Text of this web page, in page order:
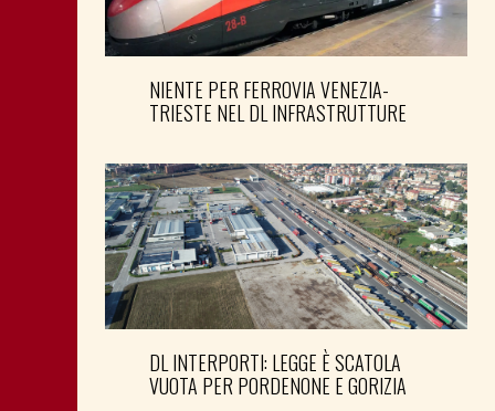
NIENTE PER FERROVIA VENEZIA-
TRIESTE NEL DL INFRASTRUTTURE
DL INTERPORTI: LEGGE È SCATOLA
VUOTA PER PORDENONE E GORIZIA